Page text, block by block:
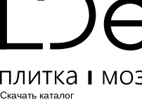
Скачать каталог